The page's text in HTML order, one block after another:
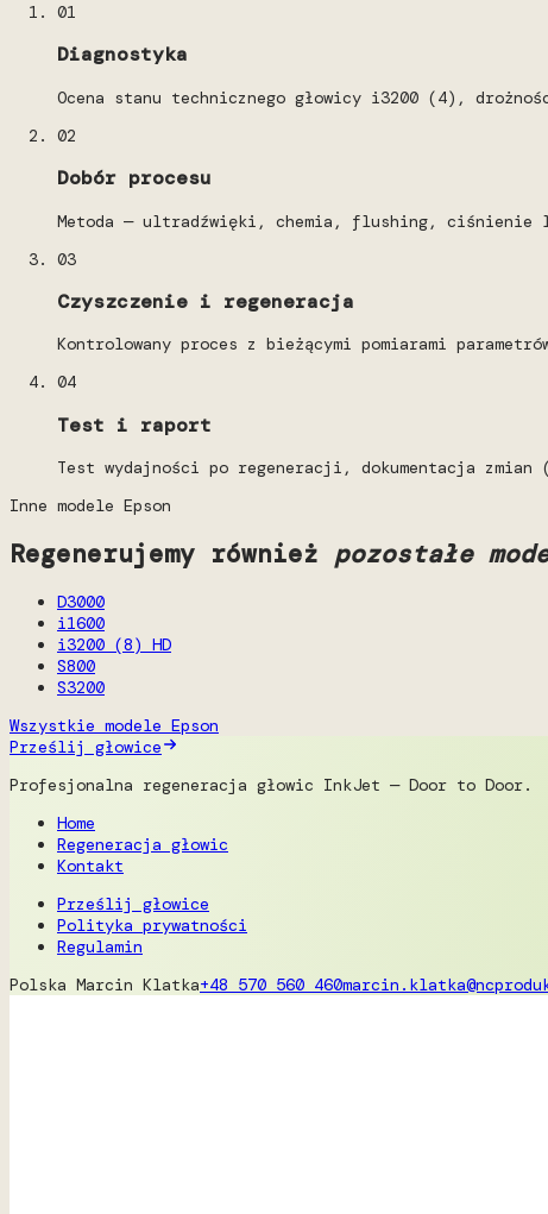
01
Diagnostyka
Ocena stanu technicznego głowicy i3200 (4),
02
Dobór procesu
Metoda — ultradźwięki, chemia, flushing, ciśnienie
03
Czyszczenie i regeneracja
Kontrolowany proces z bieżącymi pomiarami
04
Test i raport
Test wydajności po regeneracji, dokumentacja
Inne modele Epson
Regenerujemy również pozostałe
D3000
i1600
i3200 (8) HD
S800
S3200
Wszystkie modele Epson
Prześlij głowice
Profesjonalna regeneracja głowic InkJet — Door to Door.
Home
Regeneracja głowic
Kontakt
Prześlij głowice
Polityka prywatności
Regulamin
Polska Marcin Klatka+48 570 560 460